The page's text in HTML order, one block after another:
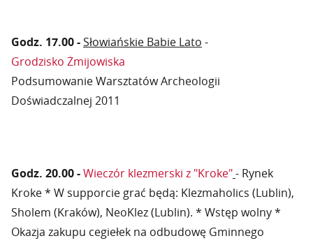
Godz. 17.00 -Słowiańskie Babie Lato -
Grodzisko Żmijowiska
Podsumowanie Warsztatów Archeologii
Doświadczalnej 2011
Godz. 20.00 -Wieczór klezmerski z "Kroke"- Rynek
Kroke * W supporcie grać będą: Klezmaholics (Lublin),
Sholem (Kraków), NeoKlez (Lublin). * Wstęp wolny *
Okazja zakupu cegiełek na odbudowę Gminnego